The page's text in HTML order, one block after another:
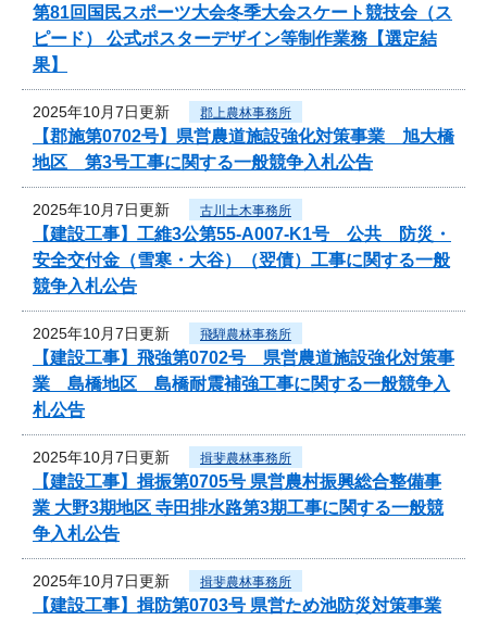
第81回国民スポーツ大会冬季大会スケート競技会（ス
ピード） 公式ポスターデザイン等制作業務【選定結
果】
2025年10月7日更新 郡上農林事務所
【郡施第0702号】県営農道施設強化対策事業 旭大橋
地区 第3号工事に関する一般競争入札公告
2025年10月7日更新 古川土木事務所
【建設工事】工維3公第55-A007-K1号 公共 防災・
安全交付金（雪寒・大谷）（翌債）工事に関する一般
競争入札公告
2025年10月7日更新 飛騨農林事務所
【建設工事】飛強第0702号 県営農道施設強化対策事
業 島橋地区 島橋耐震補強工事に関する一般競争入
札公告
2025年10月7日更新 揖斐農林事務所
【建設工事】揖振第0705号 県営農村振興総合整備事
業 大野3期地区 寺田排水路第3期工事に関する一般競
争入札公告
2025年10月7日更新 揖斐農林事務所
【建設工事】揖防第0703号 県営ため池防災対策事業